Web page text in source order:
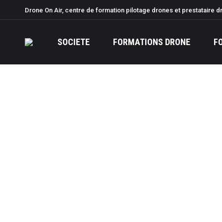
Drone On Air, centre de formation pilotage drones et prestataire
SOCIETE FORMATIONS DRONE